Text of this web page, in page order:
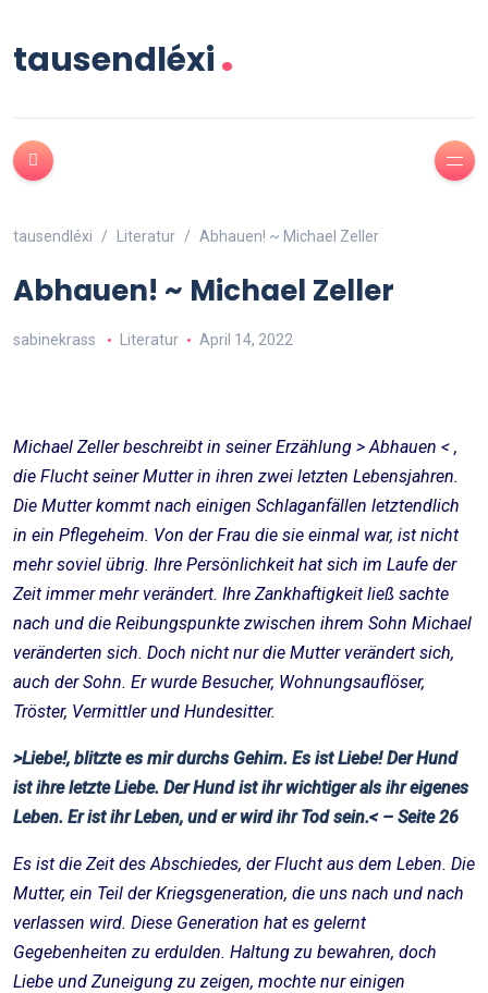
tausendléxi.
tausendléxi Literatur Abhauen! ~ Michael Zeller
Abhauen! ~ Michael Zeller
sabinekrass Literatur April 14, 2022
Michael Zeller beschreibt in seiner Erzählung > Abhauen < ,
die Flucht seiner Mutter in ihren zwei letzten Lebensjahren.
Die Mutter kommt nach einigen Schlaganfällen letztendlich
in ein Pflegeheim. Von der Frau die sie einmal war, ist nicht
mehr soviel übrig. Ihre Persönlichkeit hat sich im Laufe der
Zeit immer mehr verändert. Ihre Zankhaftigkeit ließ sachte
nach und die Reibungspunkte zwischen ihrem Sohn Michael
veränderten sich. Doch nicht nur die Mutter verändert sich,
auch der Sohn. Er wurde Besucher, Wohnungsauflöser,
Tröster, Vermittler und Hundesitter.
>Liebe!, blitzte es mir durchs Gehirn. Es ist Liebe! Der Hund
ist ihre letzte Liebe. Der Hund ist ihr wichtiger als ihr eigenes
Leben. Er ist ihr Leben, und er wird ihr Tod sein.< – Seite 26
Es ist die Zeit des Abschiedes, der Flucht aus dem Leben. Die
Mutter, ein Teil der Kriegsgeneration, die uns nach und nach
verlassen wird. Diese Generation hat es gelernt
Gegebenheiten zu erdulden. Haltung zu bewahren, doch
Liebe und Zuneigung zu zeigen, mochte nur einigen